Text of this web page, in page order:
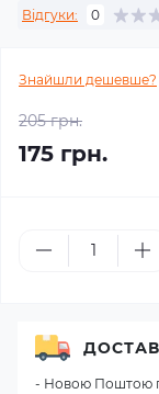
Відгуки: 0
Знайшли дешевше?
205 грн.
175 грн.
- Новою Поштою